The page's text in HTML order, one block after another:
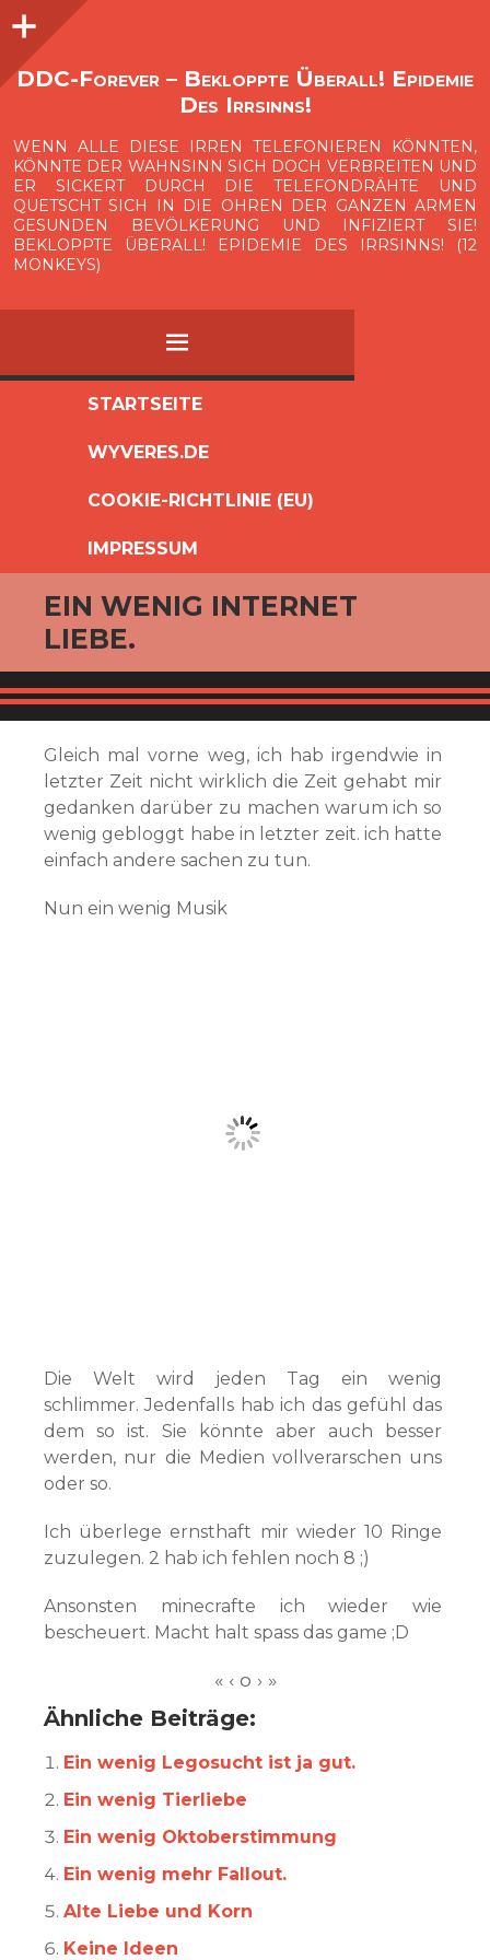
O
p
e
n
i
d
e
b
a
DDC-Forever – Bekloppte Überall! Epidemie
Des Irrsinns!
WENN ALLE DIESE IRREN TELEFONIEREN KÖNNTEN,
KÖNNTE DER WAHNSINN SICH DOCH VERBREITEN UND
ER SICKERT DURCH DIE TELEFONDRÄHTE UND
QUETSCHT SICH IN DIE OHREN DER GANZEN ARMEN
GESUNDEN BEVÖLKERUNG UND INFIZIERT SIE!
BEKLOPPTE ÜBERALL! EPIDEMIE DES IRRSINNS! (12
MONKEYS)
MENÜ
SPRINGEN
STARTSEITE
WYVERES.DE
COOKIE-RICHTLINIE (EU)
IMPRESSUM
Seitenleiste
EIN WENIG INTERNET
LIEBE.
Gleich mal vorne weg, ich hab irgendwie in
letzter Zeit nicht wirklich die Zeit gehabt mir
gedanken darüber zu machen warum ich so
wenig gebloggt habe in letzter zeit. ich hatte
einfach andere sachen zu tun.
Nun ein wenig Musik
Die Welt wird jeden Tag ein wenig
schlimmer. Jedenfalls hab ich das gefühl das
dem so ist. Sie könnte aber auch besser
werden, nur die Medien vollverarschen uns
oder so.
Ich überlege ernsthaft mir wieder 10 Ringe
zuzulegen. 2 hab ich fehlen noch 8 ;)
Ansonsten minecrafte ich wieder wie
bescheuert. Macht halt spass das game ;D
Ähnliche Beiträge:
Ein wenig Legosucht ist ja gut.
Ein wenig Tierliebe
Ein wenig Oktoberstimmung
Ein wenig mehr Fallout.
Alte Liebe und Korn
Keine Ideen